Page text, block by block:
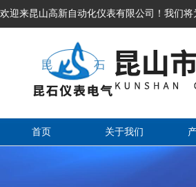
欢迎来昆山高新自动化仪表有限公司！我们将
首页 关于我们